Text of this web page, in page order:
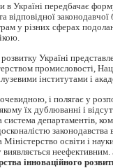
Україні передбачає
законодавчої
у різних сферах
Україні
промисловості,
інститутами і
і полягає у
їх дублюванні і
департаментів,
законодавства
освіти і
інноваційного